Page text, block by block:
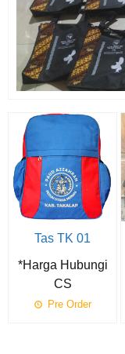
Tas TK 01
*Harga Hubungi
CS
Pre Order